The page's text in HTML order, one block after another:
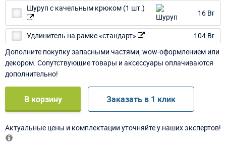
Шуруп с качельным крюком (1 шт.)
16 Br
Удлинитель на рамке «стандарт»
104 Br
Дополните покупку запасными частями, wow-оформлением или
декором. Сопутствующие товары и аксессуары оплачиваются
дополнительно!
В корзину Заказать в 1 клик
Актуальные цены и комплектации уточняйте у наших экспертов!